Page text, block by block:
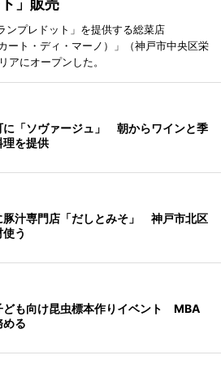
ンプレドット」を提供する総菜店
ート・ディ・マーノ）」（神戸市中央区栄
アにオープンした。
に「ソヴァージュ」 朝からワインと季
理を提供
豚汁専門店「だしとみそ」 神戸市北区
う
ども向け昆虫標本作りイベント MBA
める